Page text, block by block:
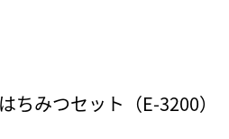
ちみつセット（E-3200）